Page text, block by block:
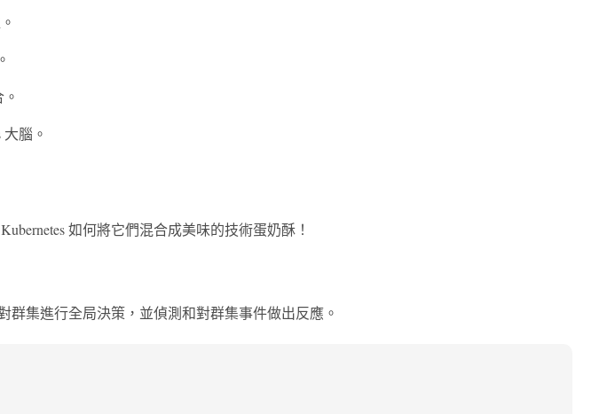
腦。
如何將它們混合成美味的技術蛋奶酥！
集進行全局決策，並偵測和對群集事件做出反應。